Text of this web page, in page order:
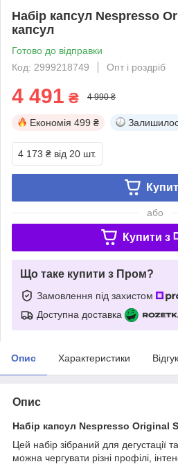
Набір капсул Nespresso
капсул
Готово до відправки
Код: 2999218749
Опт і роздріб
4 491 ₴ 4 990 ₴
Економія 499 ₴
4 173 ₴ від 20 шт.
або
Купити з
Що таке купити з Пром?
Замовлення під захистом
Доступна доставка
Опис Характеристики
Опис
Набір капсул Nespresso Original
Цей набір зібраний для дегустації
можна чергувати різні профілі,